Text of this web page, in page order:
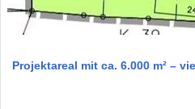
Projektareal mit ca. 6.000 m² –